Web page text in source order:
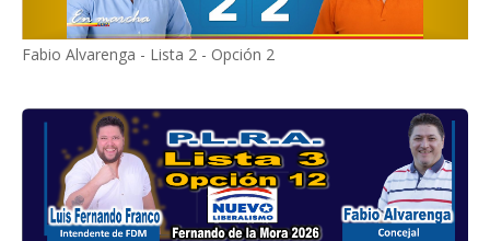
Fabio Alvarenga - Lista 2 - Opción 2